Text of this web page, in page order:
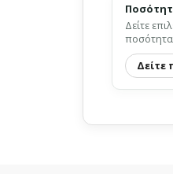
Δείτε
ποσότητα
Δείτε